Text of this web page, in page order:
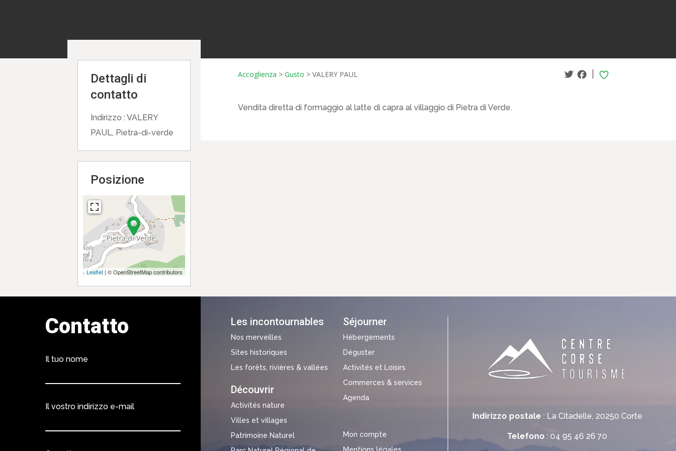
Accoglienza > Gusto > VALERY PAUL |
Dettagli di
contatto
Indirizzo :VALERY
PAUL, Pietra-di-verde
Posizione
Leaflet| © OpenStreetMap contributors
Vendita diretta di formaggio al latte di capra al villaggio di Pietra di Verde.
Indirizzo postale : La Citadelle, 20250 Corte
Telefono : 04 95 46 26 70
Les incontournables
Nos merveilles
Sites historiques
Les forêts, rivières & vallées
Découvrir
Activités nature
Villes et villages
Patrimoine Naturel
Séjourner
Hébergements
Déguster
Activités et Loisirs
Commerces & services
Agenda
Mon compte
Contatto
Il tuo nome
Il vostro indirizzo e-mail